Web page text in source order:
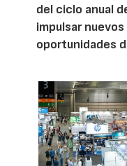
del ciclo anual
impulsar
oportunidades